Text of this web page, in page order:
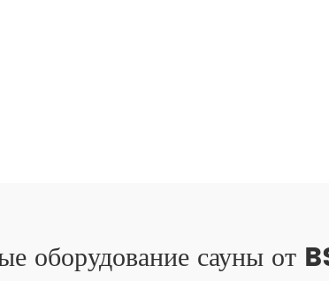
оборудование сауны от